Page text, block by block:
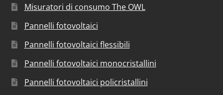
Misuratori di consumo The OWL
Pannelli fotovoltaici
Pannelli fotovoltaici flessibili
Pannelli fotovoltaici monocristallini
Pannelli fotovoltaici policristallini